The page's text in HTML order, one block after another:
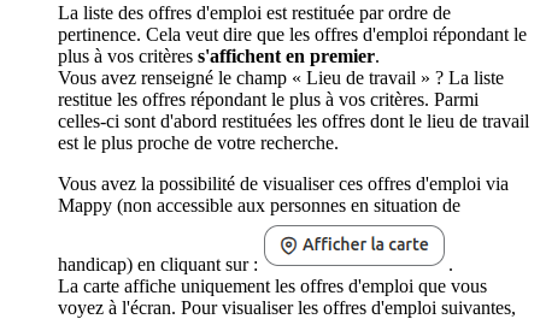
La liste des offres d'emploi est restituée par ordre de
pertinence. Cela veut dire que les offres d'emploi répondant le
plus à vos critères s'affichent en premier.
Vous avez renseigné le champ « Lieu de travail » ? La liste
restitue les offres répondant le plus à vos critères. Parmi
celles-ci sont d'abord restituées les offres dont le lieu de travail
est le plus proche de votre recherche.
Vous avez la possibilité de visualiser ces offres d'emploi via
Mappy (non accessible aux personnes en situation de
handicap) en cliquant sur :
.
La carte affiche uniquement les offres d'emploi que vous
voyez à l'écran. Pour visualiser les offres d'emploi suivantes,